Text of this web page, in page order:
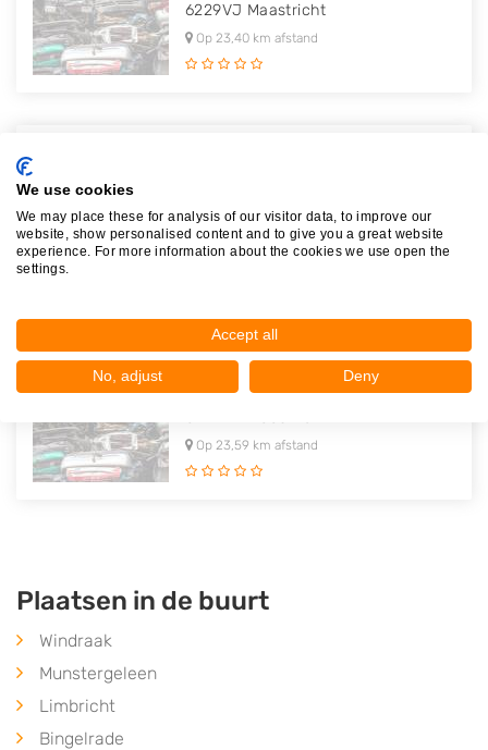
6229VJ Maastricht
Op 23,40 km afstand
6229PN Maastricht
Op 23,48 km afstand
Eurema (European Recycling Maas..
Windmolen 15
Op 23,59 km afstand
Plaatsen in de buurt
Windraak
Munstergeleen
Limbricht
Bingelrade
We use cookies
We may place these for analysis of our visitor data, to improve our
website, show personalised content and to give you a great website
experience. For more information about the cookies we use open the
settings.
Accept all
No, adjust Deny